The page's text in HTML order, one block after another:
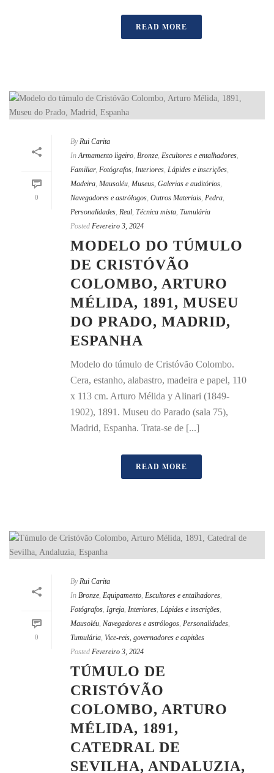
READ MORE
0
By Rui Carita
In Armamento ligeiro, Bronze, Escultores e entalhadores,
Familiar, Fotógrafos, Interiores, Lápides e inscrições,
Madeira, Mausoléu, Museus, Galerias e auditórios,
Navegadores e astrólogos, Outros Materiais, Pedra,
Personalidades, Real, Técnica mista, Tumulária
Posted Fevereiro 3, 2024
MODELO DO TÚMULO
DE CRISTÓVÃO
COLOMBO, ARTURO
MÉLIDA, 1891, MUSEU
DO PRADO, MADRID,
ESPANHA
Modelo do túmulo de Cristóvão Colombo.
Cera, estanho, alabastro, madeira e papel, 110
x 113 cm. Arturo Mélida y Alinari (1849-
1902), 1891. Museu do Parado (sala 75),
Madrid, Espanha. Trata-se de [...]
READ MORE
0
By Rui Carita
In Bronze, Equipamento, Escultores e entalhadores,
Fotógrafos, Igreja, Interiores, Lápides e inscrições,
Mausoléu, Navegadores e astrólogos, Personalidades,
Tumulária, Vice-reis, governadores e capitães
Posted Fevereiro 3, 2024
TÚMULO DE
CRISTÓVÃO
COLOMBO, ARTURO
MÉLIDA, 1891,
CATEDRAL DE
SEVILHA, ANDALUZIA,